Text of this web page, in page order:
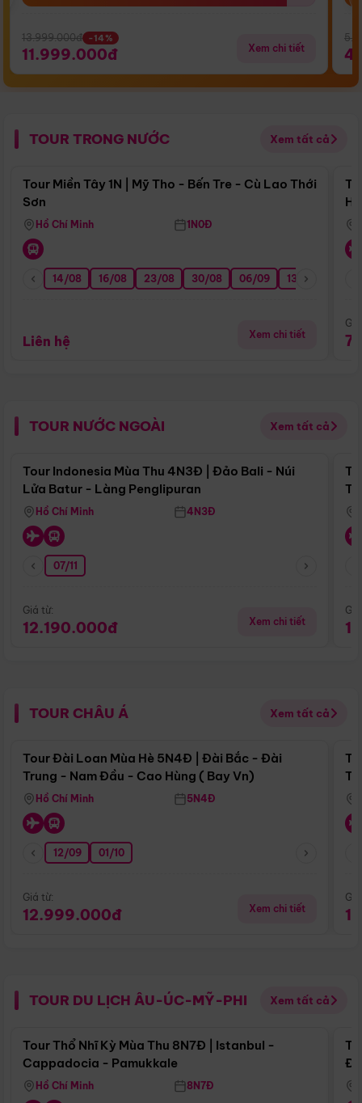
13.999.000đ -14%
11.999.000đ Xem chi tiết
TOUR TRONG NƯỚC Xem tất cả
Điểm nổi bật
Tour Miền Tây 1N | Mỹ Tho - Bến Tre - Cù Lao Thới
Sơn
Hồ Chí Minh 1N0Đ
14/08 16/08 23/08 30/08 06/09 13/09
Liên hệ Xem chi tiết
TOUR NƯỚC NGOÀI Xem tất cả
Điểm nổi bật
Tour Indonesia Mùa Thu 4N3Đ | Đảo Bali - Núi
Lửa Batur - Làng Penglipuran
Hồ Chí Minh 4N3Đ
07/11
Giá từ:
12.190.000đ Xem chi tiết
TOUR CHÂU Á Xem tất cả
Điểm nổi bật
Tour Đài Loan Mùa Hè 5N4Đ | Đài Bắc - Đài
Trung - Nam Đầu - Cao Hùng ( Bay Vn)
Hồ Chí Minh 5N4Đ
12/09 01/10
Giá từ:
12.999.000đ Xem chi tiết
TOUR DU LỊCH ÂU-ÚC-MỸ-PHI Xem tất cả
Điểm nổi bật
Tour Thổ Nhĩ Kỳ Mùa Thu 8N7Đ | Istanbul -
Cappadocia - Pamukkale
Hồ Chí Minh 8N7Đ